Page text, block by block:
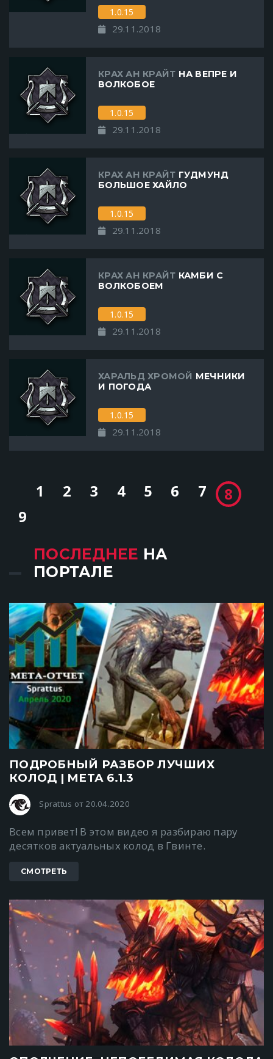
1.0.15
29.11.2018
КРАХ АН КРАЙТ НА ВЕПРЕ И
ВОЛКОБОЕ
1.0.15
29.11.2018
КРАХ АН КРАЙТ ГУДМУНД
БОЛЬШОЕ ХАЙЛО
1.0.15
29.11.2018
КРАХ АН КРАЙТ КАМБИ С
ВОЛКОБОЕМ
1.0.15
29.11.2018
ХАРАЛЬД ХРОМОЙ МЕЧНИКИ
И ПОГОДА
1.0.15
29.11.2018
1 2 3 4 5 6 7
8
9
ПОСЛЕДНЕЕ НА
ПОРТАЛЕ
ПОДРОБНЫЙ РАЗБОР ЛУЧШИХ
КОЛОД | МЕТА 6.1.3
Sprattus от 20.04.2020
Всем привет! В этом видео я разбираю пару
десятков актуальных колод в Гвинте.
СМОТРЕТЬ